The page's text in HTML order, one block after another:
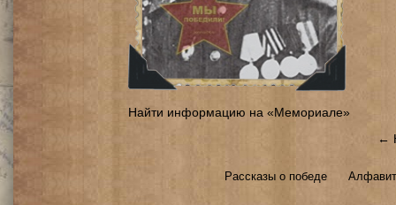
Найти информацию на «Мемориале»
←
Рассказы о победе